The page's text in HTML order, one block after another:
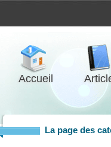
Accueil
La page des